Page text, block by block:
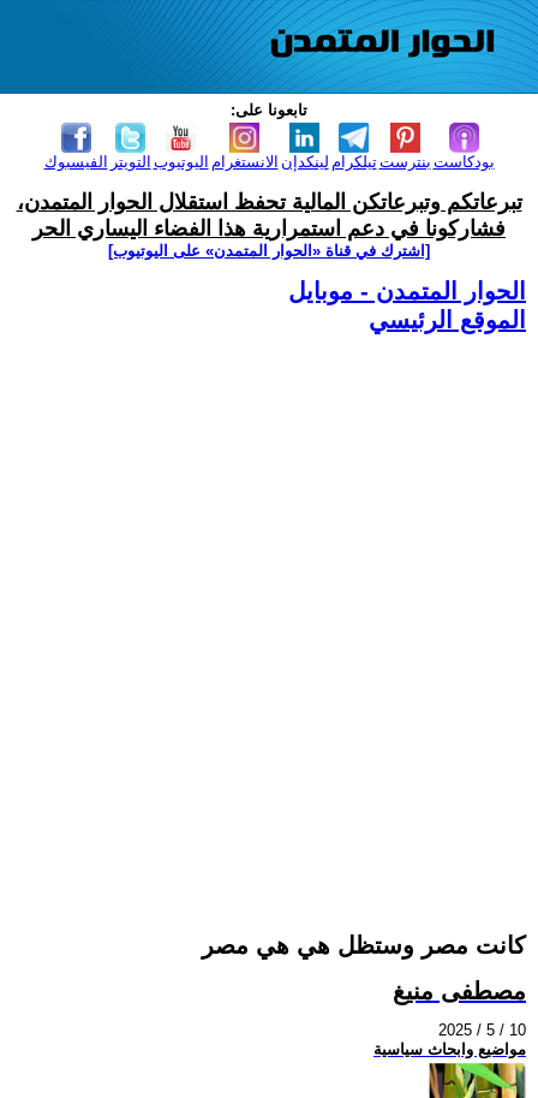
تابعونا على:
الفيسبوك التويتر اليوتيوب الانستغرام لينكدإن تيلكرامبنترست بودكاست
تبرعاتكم وتبرعاتكن المالية تحفظ استقلال الحوار المتمدن،
فشاركونا في دعم استمرارية هذا الفضاء اليساري الحر
[اشترك في قناة ‫«الحوار المتمدن» على اليوتيوب]
الحوار المتمدن - موبايل
الموقع الرئيسي
كانت مصر وستظل هي هي مصر
مصطفى منيغ
2025 / 5 / 10
مواضيع وابحاث سياسية